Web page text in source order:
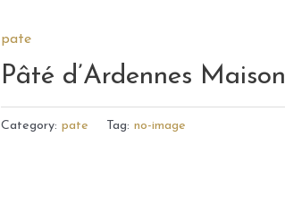
pate
Pâté d’Ardennes Maison
Category:pate Tag:no-image